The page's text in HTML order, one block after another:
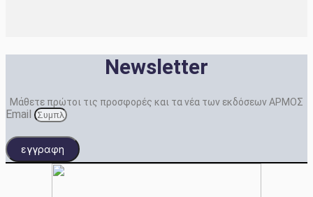
Newsletter
Μάθετε πρώτοι τις προσφορές και τα νέα των εκδόσεων ΑΡΜΟΣ
Email
εγγραφη